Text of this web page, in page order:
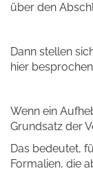
über den
Dann stellen
hier
Wenn ein
Grundsatz der
Das bedeutet,
Formalien, die